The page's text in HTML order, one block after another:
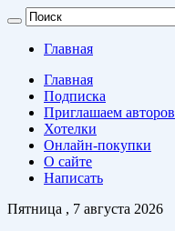
Главная
Главная
Подписка
Приглашаем авторов
Хотелки
Онлайн-покупки
О сайте
Написать
Пятница , 7 августа 2026